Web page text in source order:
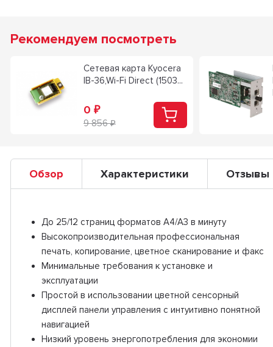
Рекомендуем посмотреть
Сетевая карта Kyocera
IB-36,Wi-Fi Direct (1503...
0 ₽
9 856₽
Обзор Характеристики Отзывы
До 25/12 страниц форматов А4/А3 в минуту
Высокопроизводительная профессиональная
печать, копирование, цветное сканирование и факс
Минимальные требования к установке и
эксплуатации
Простой в использовании цветной сенсорный
дисплей панели управления с интуитивно понятной
навигацией
Низкий уровень энергопотребления для экономии